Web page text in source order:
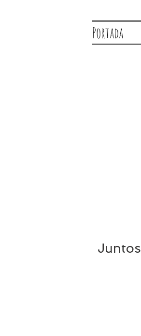
Portada
Juntos